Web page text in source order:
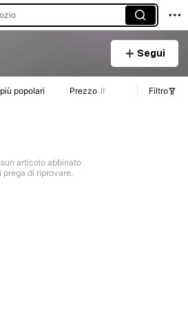
Segui
popolari Prezzo Filtro
articolo abbinato
prega di riprovare.